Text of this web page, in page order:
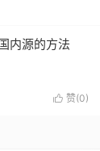
内源的方法
 赞(0)